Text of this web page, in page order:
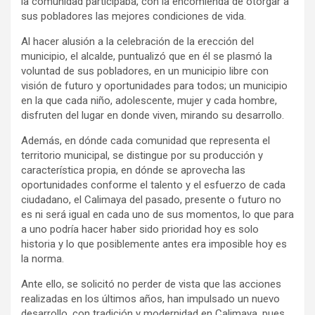
sus pobladores las mejores condiciones de vida.
Al hacer alusión a la celebración de la erección del
municipio, el alcalde, puntualizó que en él se plasmó la
voluntad de sus pobladores, en un municipio libre con
visión de futuro y oportunidades para todos; un municipio
en la que cada niño, adolescente, mujer y cada hombre,
disfruten del lugar en donde viven, mirando su desarrollo.
Además, en dónde cada comunidad que representa el
territorio municipal, se distingue por su producción y
característica propia, en dónde se aprovecha las
oportunidades conforme el talento y el esfuerzo de cada
ciudadano, el Calimaya del pasado, presente o futuro no
es ni será igual en cada uno de sus momentos, lo que para
a uno podría hacer haber sido prioridad hoy es solo
historia y lo que posiblemente antes era imposible hoy es
la norma.
Ante ello, se solicitó no perder de vista que las acciones
realizadas en los últimos años, han impulsado un nuevo